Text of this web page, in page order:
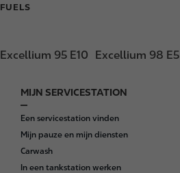
FUELS
Excellium 95 E10 Excellium 98 E5
F
o
o
t
e
MIJN SERVICESTATION
Een servicestation vinden
Mijn pauze en mijn diensten
Carwash
In een tankstation werken